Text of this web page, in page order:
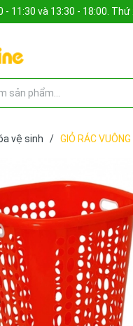
- 11:30 và 13:30 - 18:00.
vệ sinh / GIỎ RÁC